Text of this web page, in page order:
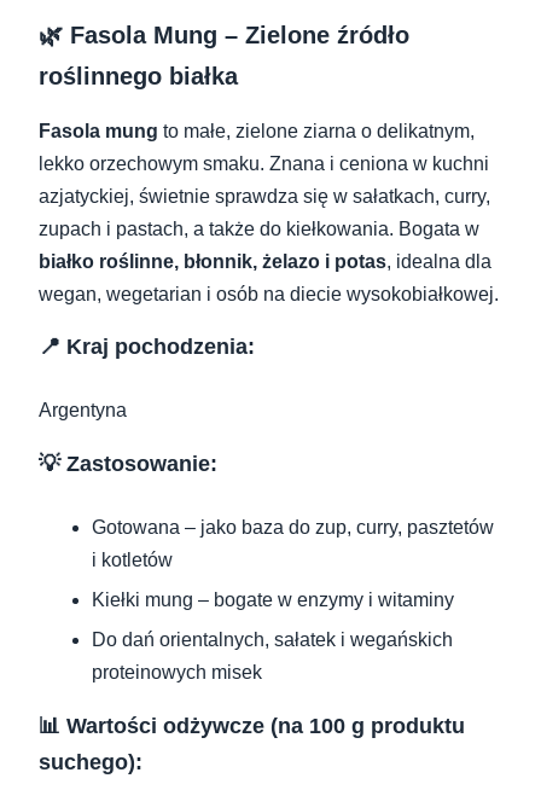
🌿 Fasola Mung – Zielone źródło
roślinnego białka
Fasola mung to małe, zielone ziarna o delikatnym,
lekko orzechowym smaku. Znana i ceniona w kuchni
azjatyckiej, świetnie sprawdza się w sałatkach, curry,
zupach i pastach, a także do kiełkowania. Bogata w
białko roślinne, błonnik, żelazo i potas, idealna dla
wegan, wegetarian i osób na diecie wysokobiałkowej.
📍 Kraj pochodzenia:
Argentyna
💡 Zastosowanie:
Gotowana – jako baza do zup, curry, pasztetów
i kotletów
Kiełki mung – bogate w enzymy i witaminy
Do dań orientalnych, sałatek i wegańskich
proteinowych misek
📊 Wartości odżywcze (na 100 g produktu
suchego):